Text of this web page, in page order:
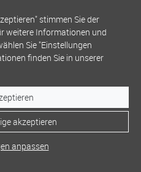
stimmen Sie der
weitere Informationen und
Sie "Einstellungen
finden Sie in unserer
akzeptieren
anpassen